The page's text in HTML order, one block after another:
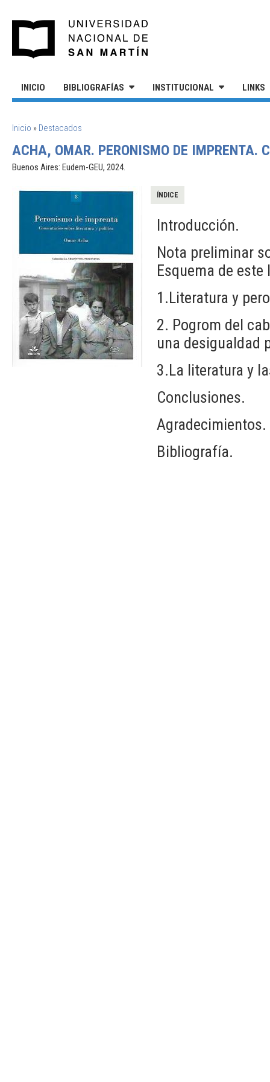
INICIO BIBLIOGRAFÍAS INSTITUCIONAL LINKS
SE ENCUENTRA USTED AQUÍ
Inicio » Destacados
ACHA, OMAR. PERONISMO DE IMPRENTA.
Buenos Aires: Eudem-GEU, 2024.
ÍNDICE
Introducción.
Nota preliminar
Esquema de
1.Literatura y
2. Pogrom del
una desigualdad
3.La literatura y
Conclusiones.
Agradecimientos.
Bibliografía.